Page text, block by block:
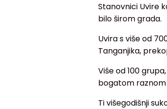
Stanovnici Uvire
bilo širom grada.
Uvira s više od
Tanganjika,
Više od 100
bogatom raznom
Ti višegodišnji